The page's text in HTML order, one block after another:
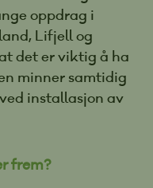
oppdrag i
Lifjell og
det er viktig å ha
minner samtidig
installasjon av
frem?